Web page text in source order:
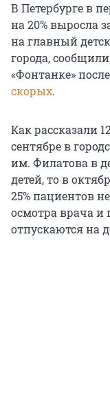
В Петербурге в
на 20% выросла
на главный
города,
«Фонтанке» после
скорых.
Как рассказали
сентябре в
им. Филатова в
детей, то в
25% пациентов
осмотра врача и
отпускаются на